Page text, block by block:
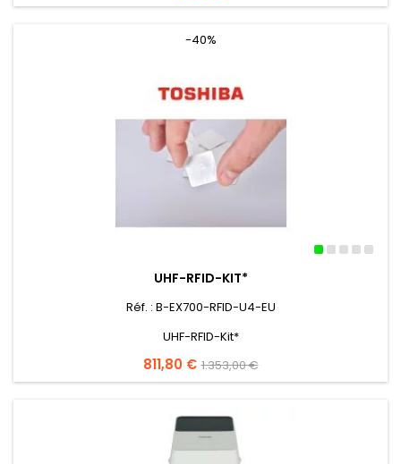
-40%
UHF-RFID-KIT*
Réf. : B-EX700-RFID-U4-EU
UHF-RFID-Kit*
Preis
811,80 € Verkaufspreis
1.353,00 €